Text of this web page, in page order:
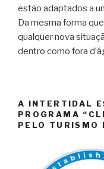
estão adaptados a
Da mesma forma
qualquer nova
dentro como fora
A INTERTIDAL
PROGRAMA
PELO TURISMO